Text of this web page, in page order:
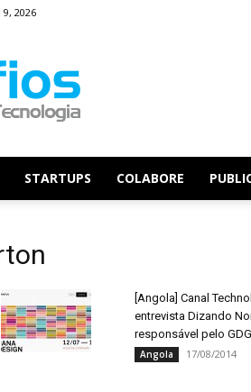
2026
STARTUPS COLABORE
[Angola] Canal
entrevista Dizando
responsável pelo
Angola 17/08/2014